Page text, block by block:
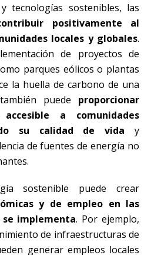
tecnologías sostenibles, las
positivamente al
locales y globales.
de proyectos de
parques eólicos o plantas
la huella de carbono de una
puede proporcionar
a comunidades
su calidad de vida y
de fuentes de energía no
sostenible puede crear
y de empleo en las
se implementa. Por ejemplo,
de infraestructuras de
generar empleos locales